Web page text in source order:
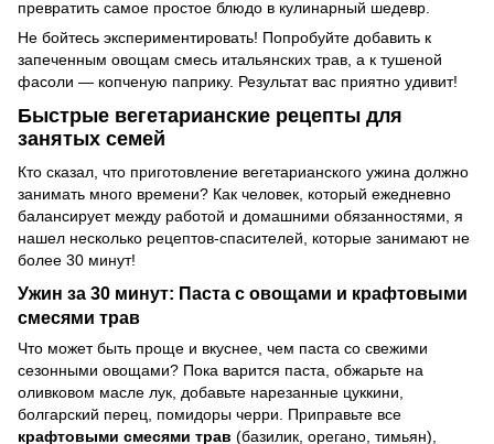
превратить самое простое блюдо в кулинарный шедевр.
Не бойтесь экспериментировать! Попробуйте добавить к
запеченным овощам смесь итальянских трав, а к тушеной
фасоли — копченую паприку. Результат вас приятно удивит!
Быстрые вегетарианские рецепты для
занятых семей
Кто сказал, что приготовление вегетарианского ужина должно
занимать много времени? Как человек, который ежедневно
балансирует между работой и домашними обязанностями, я
нашел несколько рецептов-спасителей, которые занимают не
более 30 минут!
Ужин за 30 минут: Паста с овощами и крафтовыми
смесями трав
Что может быть проще и вкуснее, чем паста со свежими
сезонными овощами? Пока варится паста, обжарьте на
оливковом масле лук, добавьте нарезанные цуккини,
болгарский перец, помидоры черри. Приправьте все
крафтовыми смесями трав (базилик, орегано, тимьян),